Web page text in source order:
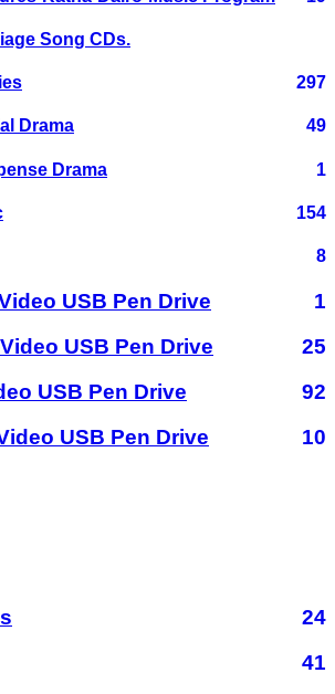
Song CDs.
297
Drama 49
Drama 1
154
8
USB Pen Drive
1
USB Pen Drive
25
USB Pen Drive
92
USB Pen Drive
10
24
41